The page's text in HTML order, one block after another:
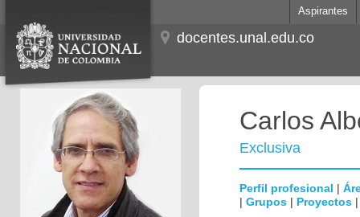
Aspirantes
docentes.unal.edu.co
Carlos
Exclusiva
Perfil profesional |
| Grupos | Proyectos